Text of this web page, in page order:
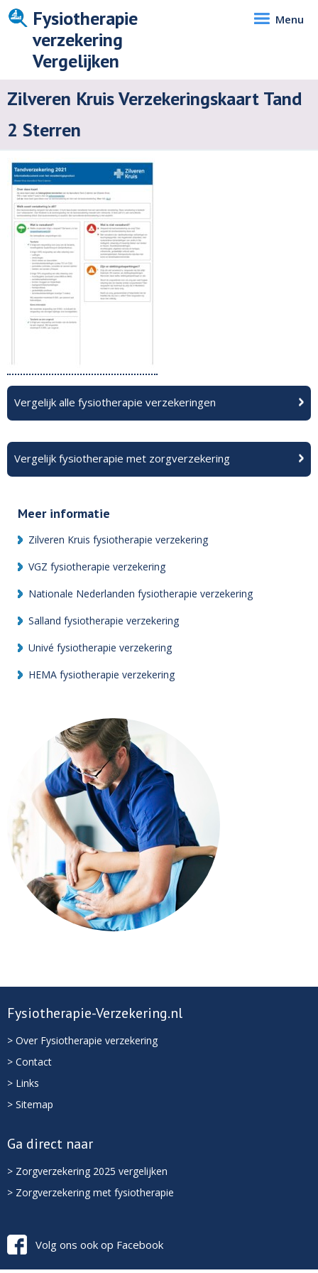
Fysiotherapie
verzekering
Vergelijken
Menu
Zilveren Kruis Verzekeringskaart Tand
2 Sterren
Vergelijk alle fysiotherapie verzekeringen
Vergelijk fysiotherapie met zorgverzekering
Meer informatie
Zilveren Kruis fysiotherapie verzekering
VGZ fysiotherapie verzekering
Nationale Nederlanden fysiotherapie verzekering
Salland fysiotherapie verzekering
Univé fysiotherapie verzekering
HEMA fysiotherapie verzekering
Fysiotherapie-Verzekering.nl
> Over Fysiotherapie verzekering
> Contact
> Links
> Sitemap
Ga direct naar
> Zorgverzekering 2025 vergelijken
> Zorgverzekering met fysiotherapie
Volg ons ook op Facebook